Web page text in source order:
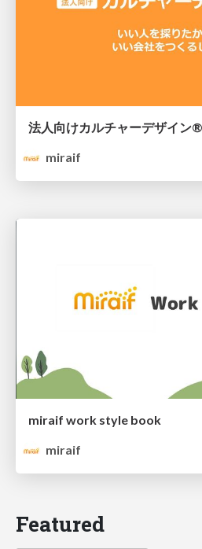
法人向けカルチャーデザイン
miraif
miraif work style book
miraif
Featured